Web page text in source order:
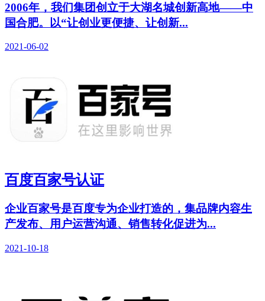
2006年，我们集团创立于大湖名城创新高地——中
国合肥。以“让创业更便捷、让创新...
2021-06-02
百度百家号认证
企业百家号是百度专为企业打造的，集品牌内容生
产发布、用户运营沟通、销售转化促进为...
2021-10-18